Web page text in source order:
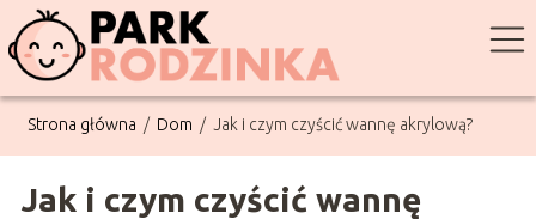
Strona główna / Dom / Jak i czym czyścić wannę akrylową?
Jak i czym czyścić wannę